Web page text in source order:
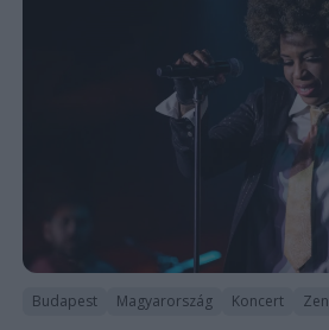
Budapest Magyarország Koncert